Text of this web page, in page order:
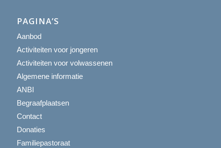
PAGINA’S
Aanbod
Activiteiten voor jongeren
Activiteiten voor volwassenen
Algemene informatie
ANBI
Begraafplaatsen
Contact
Donaties
Familiepastoraat